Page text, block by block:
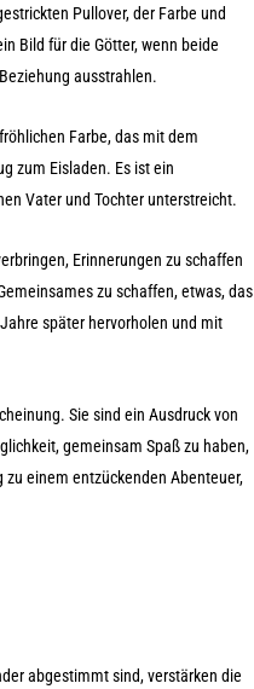
Pullover, der Farbe und
Bild für die Götter, wenn beide
ausstrahlen.
Farbe, das mit dem
zum Eisladen. Es ist ein
Vater und Tochter unterstreicht.
Erinnerungen zu schaffen
zu schaffen, etwas, das
später hervorholen und mit
Sie sind ein Ausdruck von
gemeinsam Spaß zu haben,
einem entzückenden Abenteuer,
abgestimmt sind, verstärken die